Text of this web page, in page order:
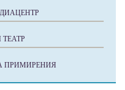
ПРИМИРЕНИЯ